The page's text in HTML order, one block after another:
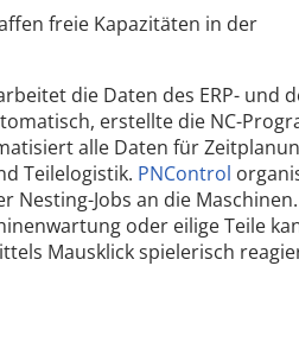
freie Kapazitäten in der
die Daten des ERP- und
erstellte die NC-
alle Daten für
Teilelogistik. PNControl
Nesting-Jobs an die
oder eilige Teile
Mausklick spielerisch